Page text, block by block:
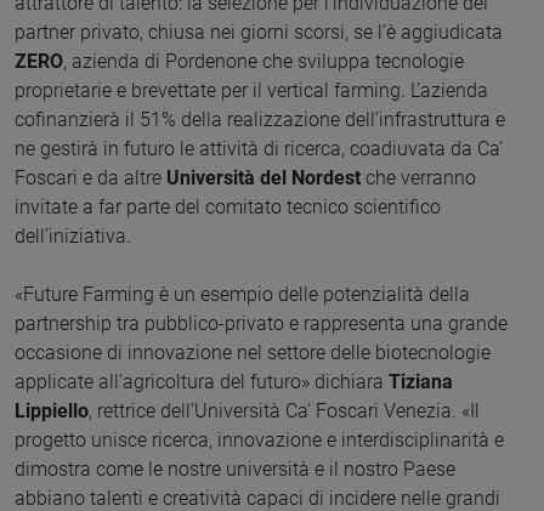
partner privato, chiusa nei giorni scorsi, se l’è aggiudicata
ZERO, azienda di Pordenone che sviluppa tecnologie
proprietarie e brevettate per il vertical farming. L’azienda
cofinanzierà il 51% della realizzazione dell’infrastruttura e
ne gestirà in futuro le attività di ricerca, coadiuvata da Ca’
Foscari e da altre Università del Nordest che verranno
invitate a far parte del comitato tecnico scientifico
dell’iniziativa.
«Future Farming è un esempio delle potenzialità della
partnership tra pubblico-privato e rappresenta una grande
occasione di innovazione nel settore delle biotecnologie
applicate all'agricoltura del futuro» dichiara Tiziana
Lippiello, rettrice dell’Università Ca’ Foscari Venezia. «Il
progetto unisce ricerca, innovazione e interdisciplinarità e
dimostra come le nostre università e il nostro Paese
abbiano talenti e creatività capaci di incidere nelle grandi